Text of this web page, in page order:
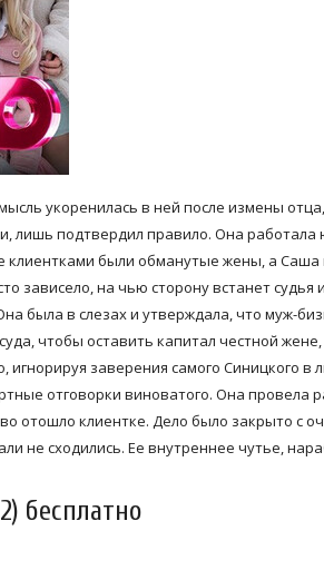
укоренилась в ней после измены
лишь подтвердил правило. Она работала
клиентками были обманутые жены, а Саша
зависело, на чью сторону встанет судья
была в слезах и утверждала, что муж-
чтобы оставить капитал честной
игнорируя заверения самого Синицкого в
отговорки виноватого. Она провела
отошло клиентке. Дело было закрыто с
не сходились. Ее внутреннее чутье,
бесплатно